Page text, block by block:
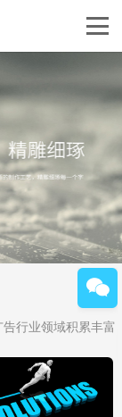
行业领域积累丰富